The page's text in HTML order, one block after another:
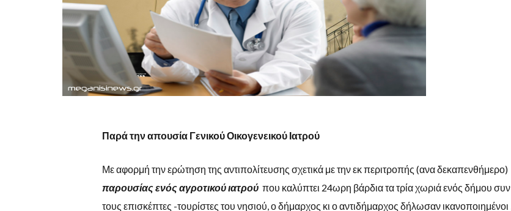
Παρά την απουσία Γενικού Οικογενεικού Ιατρού
Με αφορμή την ερώτηση της αντιπολίτευσης σχετικά με την εκ περιτροπής (ανα δεκαπενθήμερο)
παρουσίας ενός αγροτικού ιατρού που καλύπτει 24ωρη βάρδια τα τρία χωριά ενός δήμου συν
τους επισκέπτες -τουρίστες του νησιού, ο δήμαρχος κι ο αντιδήμαρχος δήλωσαν ικανοποιημένοι ,